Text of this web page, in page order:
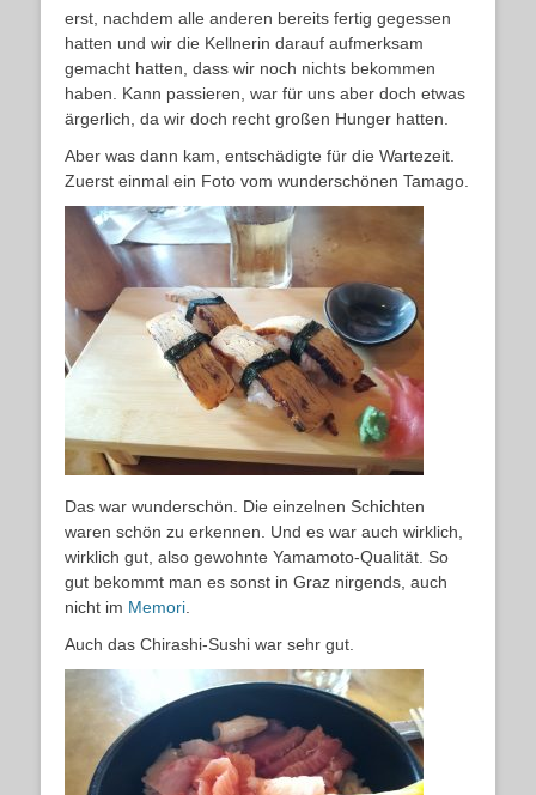
erst, nachdem alle anderen bereits fertig gegessen
hatten und wir die Kellnerin darauf aufmerksam
gemacht hatten, dass wir noch nichts bekommen
haben. Kann passieren, war für uns aber doch etwas
ärgerlich, da wir doch recht großen Hunger hatten.
Aber was dann kam, entschädigte für die Wartezeit.
Zuerst einmal ein Foto vom wunderschönen Tamago.
Das war wunderschön. Die einzelnen Schichten
waren schön zu erkennen. Und es war auch wirklich,
wirklich gut, also gewohnte Yamamoto-Qualität. So
gut bekommt man es sonst in Graz nirgends, auch
nicht im Memori
Auch das Chirashi-Sushi war sehr gut.